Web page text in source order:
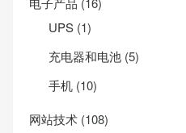
UPS (1)
充电器和电池 (5)
手机 (10)
网站技术 (108)